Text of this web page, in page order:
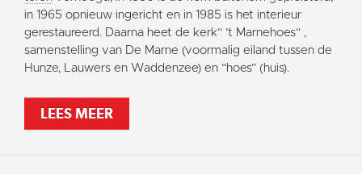
Omgeving
Activiteiten
Steun ons
Contact
Vaktaal
in 1965 opnieuw ingericht en in 1985 is het interieur
gerestaureerd. Daarna heet de kerk“ ’t Marnehoes“ ,
samenstelling van De Marne (voormalig eiland tussen de
Hunze, Lauwers en Waddenzee) en “hoes” (huis).
LEES MEER